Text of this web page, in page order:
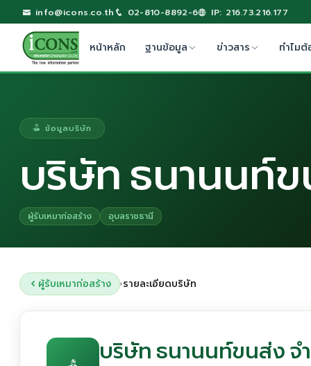
info@icons.co.th 02-810-8892-6 IP: 216.73.216.177
หน้าหลัก ฐานข้อมูล ข่าวสาร ทำไมต้
ข้อมูลบริษัท
บริษัท ธนานนท์
ผู้รับเหมาก่อสร้าง อุบลราชธานี
ผู้รับเหมาก่อสร้าง ›รายละเอียดบริษัท
บริษัท ธนานนท์ขนส่ง จ